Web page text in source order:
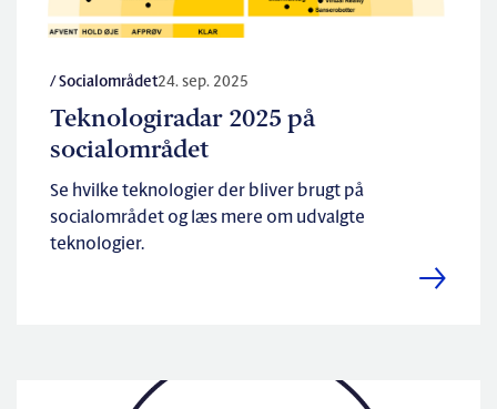
/ Socialområdet24. sep. 2025
Teknologiradar 2025 på
socialområdet
Se hvilke teknologier der bliver brugt på
socialområdet og læs mere om udvalgte
teknologier.